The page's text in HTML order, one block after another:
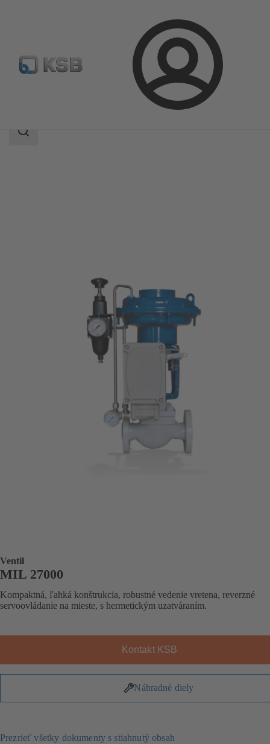
Prihlásenie
Katalóg produktov MIL 27000
Oblasť
Ventil
MIL 27000
Kompaktná, ľahká konštrukcia, robustné vedenie vretena, reverzné
servoovládanie na mieste, s hermetickým uzatváraním.
Kontakt KSB
Náhradné diely
Prezrieť všetky dokumenty s stiahnutý obsah